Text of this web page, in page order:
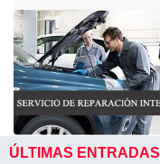
ÚLTIMAS ENTRADAS